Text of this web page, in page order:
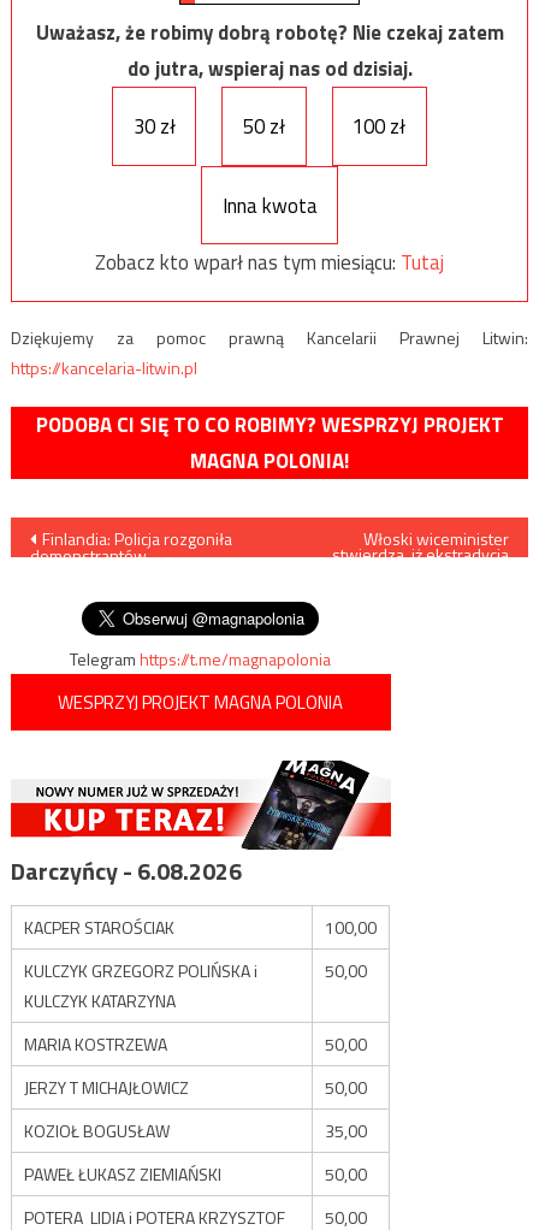
Uważasz, że robimy dobrą robotę? Nie czekaj zatem
do jutra, wspieraj nas od dzisiaj.
30 zł
50 zł 100 zł
Inna kwota
Zobacz kto wparł nas tym miesiącu: Tutaj
Dziękujemy za pomoc prawną Kancelarii Prawnej Litwin:
https://kancelaria-litwin.pl
PODOBA CI SIĘ TO CO ROBIMY? WESPRZYJ PROJEKT
MAGNA POLONIA!
Nawigacja
Finlandia: Policja rozgoniła
demonstrantów
Włoski wiceminister
stwierdza, iż ekstradycja
Telegramhttps://t.me/magnapolonia
WESPRZYJ PROJEKT MAGNA POLONIA
Darczyńcy - 6.08.2026
KACPER STAROŚCIAK
100,00
KULCZYK GRZEGORZ POLIŃSKA i
KULCZYK KATARZYNA
50,00
MARIA KOSTRZEWA
50,00
JERZY T MICHAJŁOWICZ
50,00
KOZIOŁ BOGUSŁAW
35,00
PAWEŁ ŁUKASZ ZIEMIAŃSKI
50,00
POTERA LIDIA i POTERA KRZYSZTOF
50,00